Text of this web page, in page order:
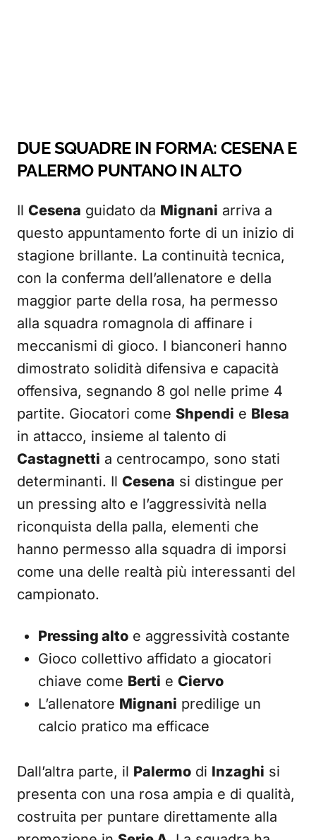
DUE SQUADRE IN FORMA: CESENA E
PALERMO PUNTANO IN ALTO
Il Cesena guidato da Mignani arriva a
questo appuntamento forte di un inizio di
stagione brillante. La continuità tecnica,
con la conferma dell’allenatore e della
maggior parte della rosa, ha permesso
alla squadra romagnola di affinare i
meccanismi di gioco. I bianconeri hanno
dimostrato solidità difensiva e capacità
offensiva, segnando 8 gol nelle prime 4
partite. Giocatori come Shpendi e Blesa
in attacco, insieme al talento di
Castagnetti a centrocampo, sono stati
determinanti. Il Cesena si distingue per
un pressing alto e l’aggressività nella
riconquista della palla, elementi che
hanno permesso alla squadra di imporsi
come una delle realtà più interessanti del
campionato.
Pressing alto e aggressività costante
Gioco collettivo affidato a giocatori
chiave come Berti e Ciervo
L’allenatore Mignani predilige un
calcio pratico ma efficace
Dall’altra parte, il Palermo di Inzaghi si
presenta con una rosa ampia e di qualità,
costruita per puntare direttamente alla